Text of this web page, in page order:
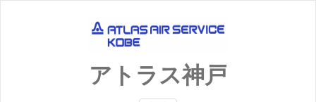
アトラス神戸